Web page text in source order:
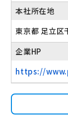
本社所在地
東京都 足立
企業HP
https://